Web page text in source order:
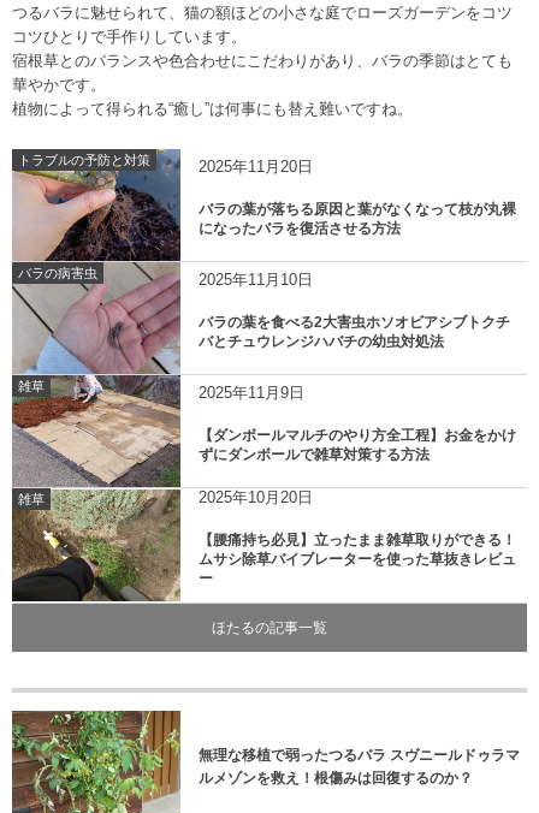
つるバラに魅せられて、猫の額ほどの小さな庭でローズガーデンをコツ
コツひとりで手作りしています。
宿根草とのバランスや色合わせにこだわりがあり、バラの季節はとても
華やかです。
植物によって得られる“癒し”は何事にも替え難いですね。
トラブルの予防と対策 2025年11月20日
バラの葉が落ちる原因と葉がなくなって枝が丸裸
になったバラを復活させる方法
バラの病害虫 2025年11月10日
バラの葉を食べる2大害虫ホソオビアシブトクチ
バとチュウレンジハバチの幼虫対処法
雑草 2025年11月9日
【ダンボールマルチのやり方全工程】お金をかけ
ずにダンボールで雑草対策する方法
雑草 2025年10月20日
【腰痛持ち必見】立ったまま雑草取りができる！
ムサシ除草バイブレーターを使った草抜きレビュ
ー
ほたるの記事一覧
無理な移植で弱ったつるバラ スヴニールドゥラマ
ルメゾンを救え！根傷みは回復するのか？